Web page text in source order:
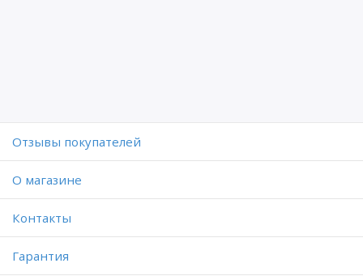
Отзывы покупателей
O магазине
Контакты
Гарантия